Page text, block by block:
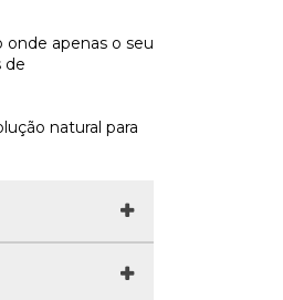
apenas o seu
de
natural para
passageiros